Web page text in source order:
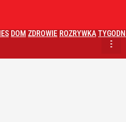
DOM ZDROWIE ROZRYWKA